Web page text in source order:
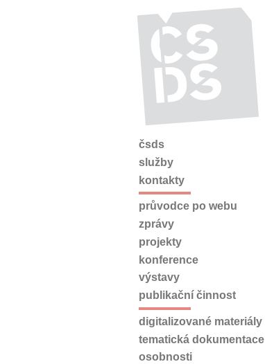
čsds
služby
kontakty
průvodce po webu
zprávy
projekty
konference
výstavy
publikační činnost
digitalizované materiály
tematická dokumentace
osobnosti